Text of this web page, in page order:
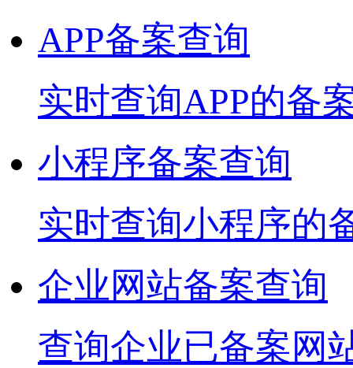
APP备案查询
实时查询APP的备
小程序备案查询
实时查询小程序的
企业网站备案查询
查询企业已备案网